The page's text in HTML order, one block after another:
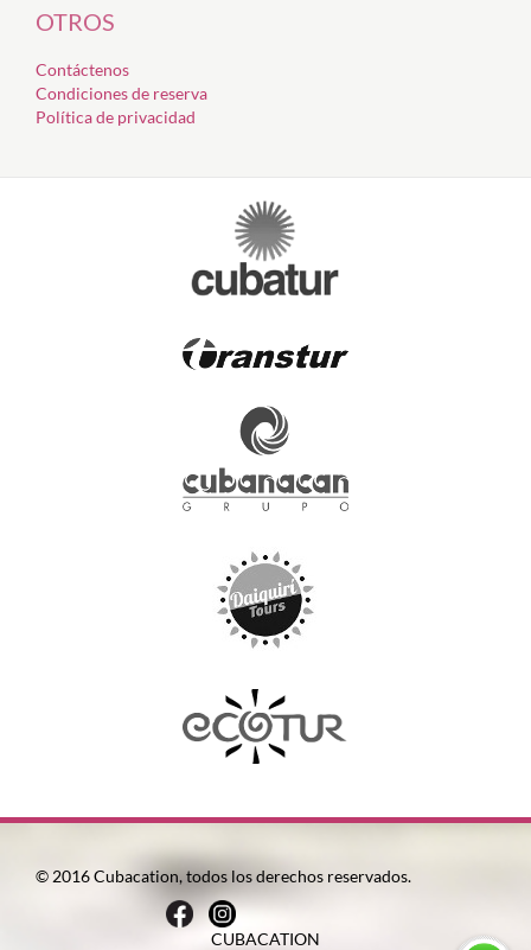
OTROS
Contáctenos
Condiciones de reserva
Política de privacidad
© 2016 Cubacation, todos los derechos reservados.
CUBACATION